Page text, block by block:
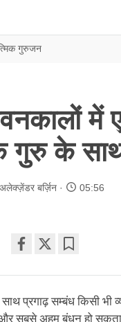
गुरुजन
में
गुरु के
बर्ज़िन 05:56
on
प्रगाढ़ सम्बंध किसी भी
और सबसे अहम बंधन हो